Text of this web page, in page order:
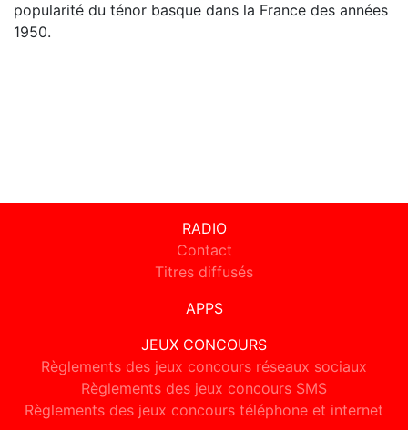
popularité du ténor basque dans la France des années
1950.
RADIO
Contact
Titres diffusés
APPS
JEUX CONCOURS
Règlements des jeux concours réseaux sociaux
Règlements des jeux concours SMS
Règlements des jeux concours téléphone et internet